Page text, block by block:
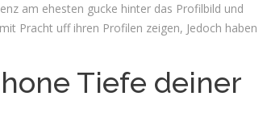
am ehesten gucke hinter das Profilbild und
Pracht uff ihren Profilen zeigen, Jedoch haben
Tiefe deiner